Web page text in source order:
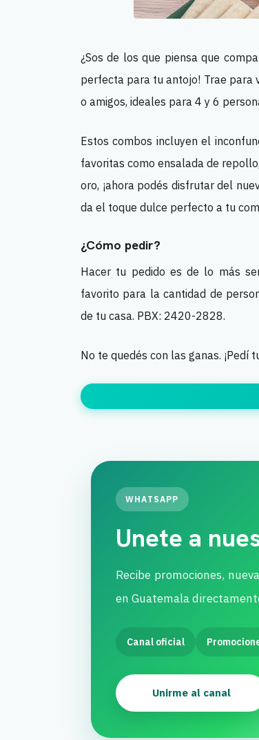
¿Sos de los que piensa que
perfecta para tu antojo! Trae para
o amigos, ideales para 4 y 6
Estos combos incluyen el
favoritas como ensalada de
oro, ¡ahora podés disfrutar del
da el toque dulce perfecto a tu
¿Cómo pedir?
Hacer tu pedido es de lo más
favorito para la cantidad de
de tu casa. PBX: 2420-2828.
No te quedés con las ganas.
WHATSAPP
Unete a
Recibe promociones,
en Guatemala
Canal oficial
Unirme al canal